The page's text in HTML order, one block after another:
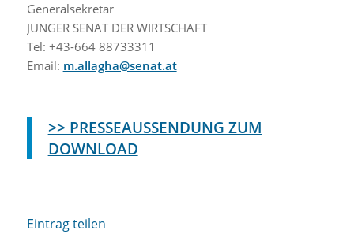
Generalsekretär
JUNGER SENAT DER WIRTSCHAFT
Tel: +43-664 88733311
Email: m.allagha@senat.at
>> PRESSEAUSSENDUNG ZUM
DOWNLOAD
Eintrag teilen